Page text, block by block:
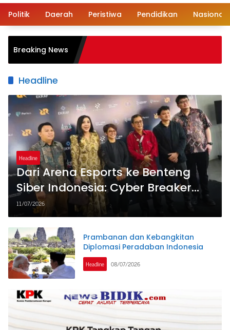
Politik Daerah Peristiwa Pendidikan Nasional
Breaking News
Headline
Headline
Dari Arena Esports ke Benteng
Siber Indonesia: Cyber Breaker
Season 3 Cetak 916 Talenta
Hacker Etis Penjaga Negeri
11/07/2026
Prambanan dan Kebangkitan
Diplomasi Peradaban Indonesia
Headline 08/07/2026